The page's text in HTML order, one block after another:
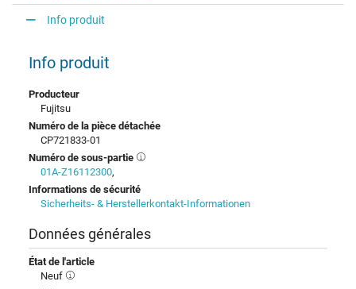
Info produit
Info produit
Producteur
Fujitsu
Numéro de la pièce détachée
CP721833-01
Numéro de sous-partie
01A-Z16112300,
Informations de sécurité
Sicherheits- & Herstellerkontakt-Informationen
Données générales
État de l'article
Neuf